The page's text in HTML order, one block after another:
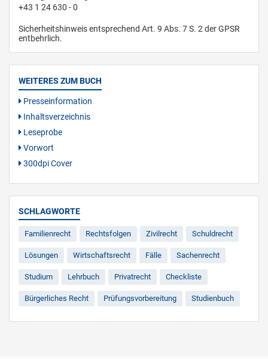
+43 1 24 630 - 0
Sicherheitshinweis entsprechend Art. 9 Abs. 7 S. 2 der GPSR
entbehrlich.
WEITERES ZUM BUCH
Presseinformation
Inhaltsverzeichnis
Leseprobe
Vorwort
300dpi Cover
SCHLAGWORTE
Familienrecht Rechtsfolgen Zivilrecht Schuldrecht
Lösungen Wirtschaftsrecht Fälle Sachenrecht
Studium Lehrbuch Privatrecht Checkliste
Bürgerliches Recht Prüfungsvorbereitung Studienbuch